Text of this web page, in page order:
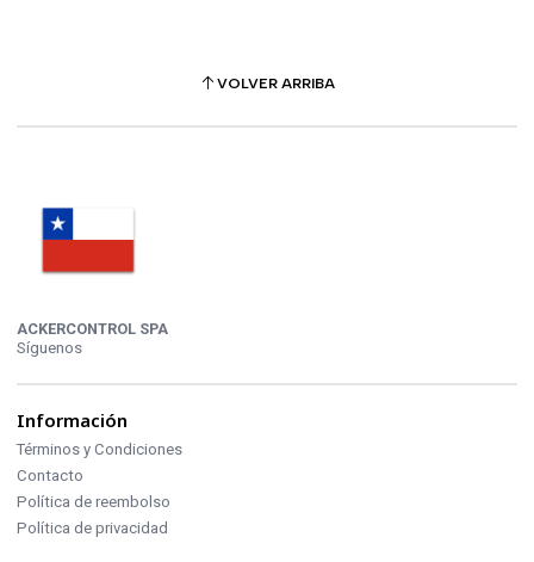
VOLVER ARRIBA
ACKERCONTROL SPA
Síguenos
Información
Términos y Condiciones
Contacto
Política de reembolso
Política de privacidad